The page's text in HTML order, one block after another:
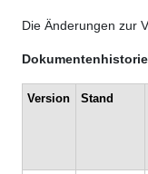
Die Änderungen zur
Dokumentenhistorie
Version Stand